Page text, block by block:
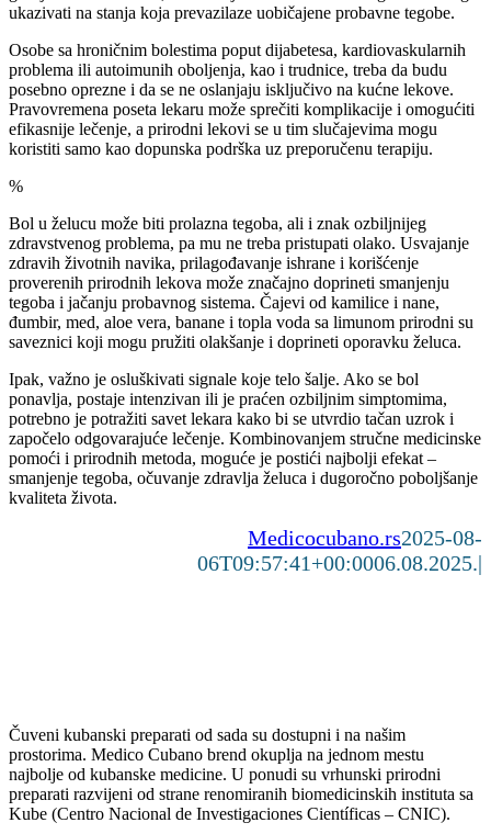
ukazivati na stanja koja prevazilaze uobičajene probavne tegobe.
Osobe sa hroničnim bolestima poput dijabetesa, kardiovaskularnih
problema ili autoimunih oboljenja, kao i trudnice, treba da budu
posebno oprezne i da se ne oslanjaju isključivo na kućne lekove.
Pravovremena poseta lekaru može sprečiti komplikacije i omogućiti
efikasnije lečenje, a prirodni lekovi se u tim slučajevima mogu
koristiti samo kao dopunska podrška uz preporučenu terapiju.
%
Bol u želucu može biti prolazna tegoba, ali i znak ozbiljnijeg
zdravstvenog problema, pa mu ne treba pristupati olako. Usvajanje
zdravih životnih navika, prilagođavanje ishrane i korišćenje
proverenih prirodnih lekova može značajno doprineti smanjenju
tegoba i jačanju probavnog sistema. Čajevi od kamilice i nane,
đumbir, med, aloe vera, banane i topla voda sa limunom prirodni su
saveznici koji mogu pružiti olakšanje i doprineti oporavku želuca.
Ipak, važno je osluškivati signale koje telo šalje. Ako se bol
ponavlja, postaje intenzivan ili je praćen ozbiljnim simptomima,
potrebno je potražiti savet lekara kako bi se utvrdio tačan uzrok i
započelo odgovarajuće lečenje. Kombinovanjem stručne medicinske
pomoći i prirodnih metoda, moguće je postići najbolji efekat –
smanjenje tegoba, očuvanje zdravlja želuca i dugoročno poboljšanje
kvaliteta života.
Medicocubano.rs2025-08-
06T09:57:41+00:0006.08.2025.|
Čuveni kubanski preparati od sada su dostupni i na našim
prostorima. Medico Cubano brend okuplja na jednom mestu
najbolje od kubanske medicine. U ponudi su vrhunski prirodni
preparati razvijeni od strane renomiranih biomedicinskih instituta sa
Kube (Centro Nacional de Investigaciones Científicas – CNIC).